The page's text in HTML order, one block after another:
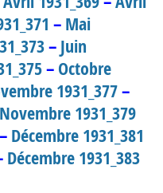
– Mai
– Juin
– Octobre
1931_377–
Novembre 1931_379
– Décembre 1931_381
Décembre 1931_383